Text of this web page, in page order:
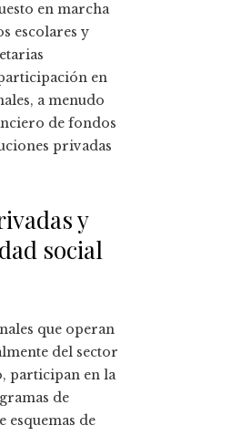
en marcha
escolares y
en
a menudo
de fondos
privadas
y
social
que operan
del sector
participan en la
de
esquemas de